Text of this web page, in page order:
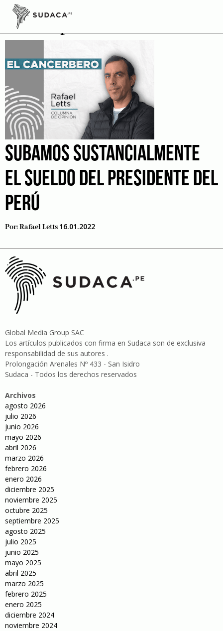
Skip
contentsueldo presidencial
SUBAMOS SUSTANCIALMENTE
EL SUELDO DEL PRESIDENTE DEL
PERÚ
Por:Rafael Letts 16.01.2022
Global Media Group SAC
Los artículos publicados con firma en Sudaca son de exclusiva
responsabilidad de sus autores .
Prolongación Arenales Nº 433 - San Isidro
Sudaca - Todos los derechos reservados
Archivos
agosto 2026
julio 2026
junio 2026
mayo 2026
abril 2026
marzo 2026
febrero 2026
enero 2026
diciembre 2025
noviembre 2025
octubre 2025
septiembre 2025
agosto 2025
julio 2025
junio 2025
mayo 2025
abril 2025
marzo 2025
febrero 2025
enero 2025
diciembre 2024
noviembre 2024